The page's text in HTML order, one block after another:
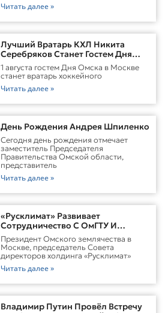
Читать далее »
Лучший Вратарь КХЛ Никита
Серебряков Станет Гостем Дня
Омска В Москве
1 августа гостем Дня Омска в Москве
станет вратарь хоккейного
Читать далее »
День Рождения Андрея Шпиленко
Cегодня день рождения отмечает
заместитель Председателя
Правительства Омской области,
представитель
Читать далее »
«Русклимат» Развивает
Сотрудничество С ОмГТУ И
Участвует В Обновлении
Городской Среды Омска
Президент Омского землячества в
Москве, председатель Совета
директоров холдинга «Русклимат»
Читать далее »
Владимир Путин Провёл Встречу